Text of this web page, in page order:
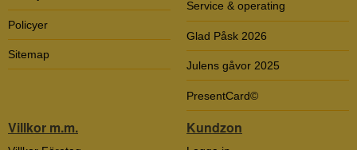
Policyer
Sitemap
Service & operating
Glad Påsk 2026
Julens gåvor 2025
PresentCard©
Villkor m.m. Kundzon